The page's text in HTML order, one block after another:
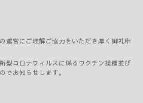
営にご理解ご協力をいただき厚く御礼申
型コロナウィルスに係るワクチン接種並び
でお知らせします。